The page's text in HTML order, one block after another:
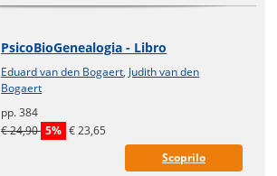
PsicoBioGenealogia - Libro
Eduard van den Bogaert,Judith van den
Bogaert
pp. 384
€ 24,90 5% € 23,65
Scoprilo